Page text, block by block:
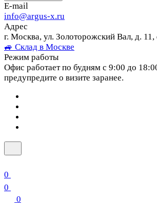
E-mail
info@argus-x.ru
Адрес
г. Москва, ул. Золоторожский Вал, д.
🚙 Склад в Москве
Режим работы
Офис работает по будням с 9:00 до
предупредите о визите заранее.
0
0
0